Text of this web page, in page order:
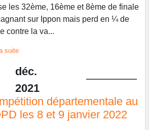
les 32ème, 16ème et 8ème de finale
sur Ippon mais perd en ¼ de
contre la va...
suite
déc.
2021
départementale au
les 8 et 9 janvier 2022